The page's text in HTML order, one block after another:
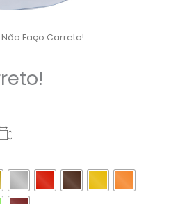
Faço Carreto!